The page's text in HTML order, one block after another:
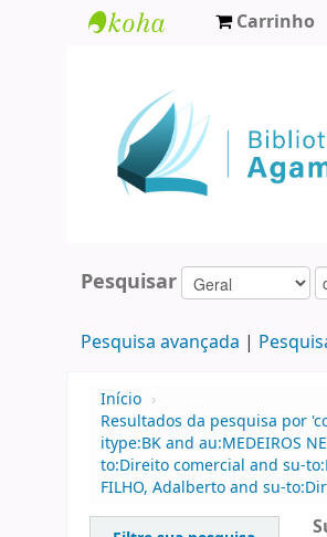
Agamenon
Magalhães
Carrinho
Pesquisar
Pesquisa avançada
Início ›
Resultados da pesquisa por
itype:BK and au:MEDEIROS
to:Direito comercial and su-
FILHO, Adalberto and su-